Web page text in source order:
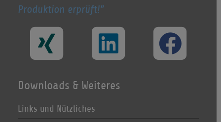
Produktion erprüft!
Downloads & Weiteres
Links und Nützliches